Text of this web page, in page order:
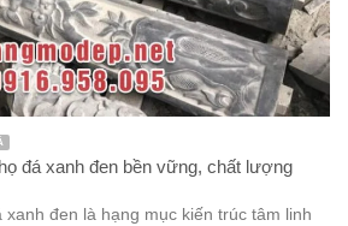
đá xanh đen bền vững, chất lượng
đen là hạng mục kiến trúc tâm linh